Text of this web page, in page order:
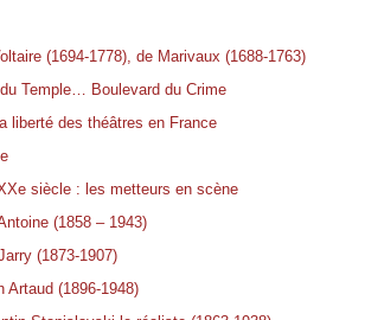
(1694-1778), de Marivaux (1688-1763)
Temple… Boulevard du Crime
liberté des théâtres en France
siècle : les metteurs en scène
(1858 – 1943)
(1873-1907)
Artaud (1896-1948)